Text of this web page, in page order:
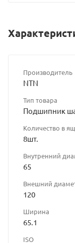
Производитель
NTN
Тип товара
Подшипник
Количество в
8шт.
Внутренний
65
Внешний
120
Ширина
65.1
ISO